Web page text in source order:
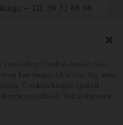
Ringe – Tlf. 30 33 68 96